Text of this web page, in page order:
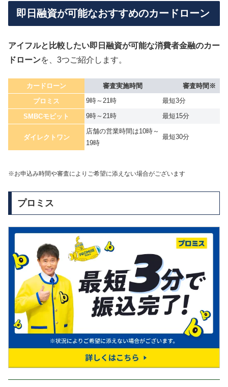
即日融資が可能なおすすめのカードローン
アイフルと比較したい即日融資が可能な消費者金融のカー
ドローンを、3つご紹介します。
カードローン 審査実施時間
審査時間※
プロミス
9時～21時 最短3分
SMBCモビット 9時～21時 最短15分
ダイレクトワン
店舗の営業時間は10時～
19時
最短30分
※お申込み時間や審査によりご希望に添えない場合がございます
プロミス